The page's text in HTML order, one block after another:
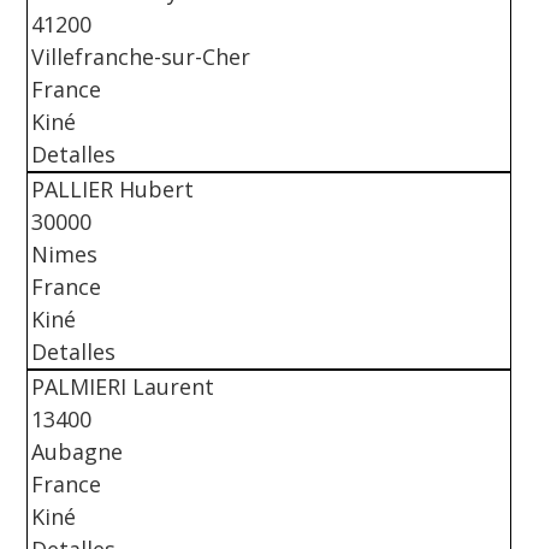
41200
Villefranche-sur-Cher
France
Kiné
Detalles
PALLIER Hubert
30000
Nimes
France
Kiné
Detalles
PALMIERI Laurent
13400
Aubagne
France
Kiné